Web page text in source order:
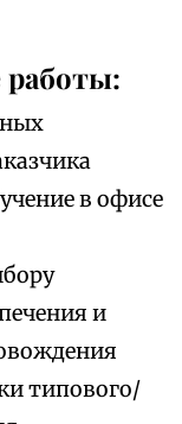
в офисе
и
типового/